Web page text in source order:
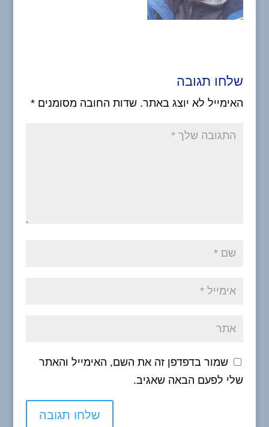
שלחו תגובה
האימייל לא יוצג באתר. שדות החובה מסומנים *
שמור בדפדפן זה את השם, האימייל והאתר
שלי לפעם הבאה שאגיב.